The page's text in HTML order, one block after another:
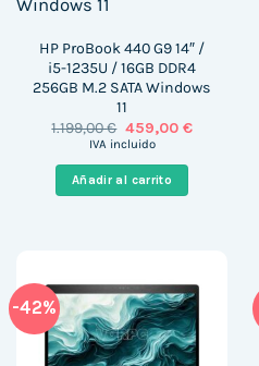
HP ProBook 440 G9 14″ /
i5-1235U / 16GB DDR4
256GB M.2 SATA Windows
11
1.199,00€ El
precio
era:
1.199,00 €.
459,00 €El
IVA incluido
Añadir al carrito
-42%